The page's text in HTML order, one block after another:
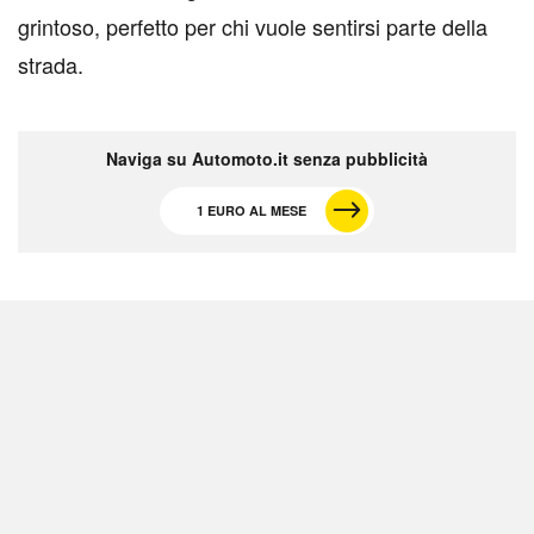
grintoso, perfetto per chi vuole sentirsi parte della
strada.
Naviga su Automoto.it senza pubblicità
1 EURO AL MESE